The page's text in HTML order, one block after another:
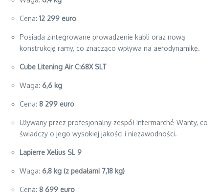
Cena: 12 299 euro
Posiada zintegrowane prowadzenie kabli oraz nową
konstrukcję ramy, co znacząco wpływa na aerodynamikę.
Cube Litening Air C:68X SLT
Waga: 6,6 kg
Cena: 8 299 euro
Używany przez profesjonalny zespół Intermarché-Wanty, co
świadczy o jego wysokiej jakości i niezawodności.
Lapierre Xelius SL 9
Waga: 6,8 kg (z pedałami 7,18 kg)
Cena: 8 699 euro